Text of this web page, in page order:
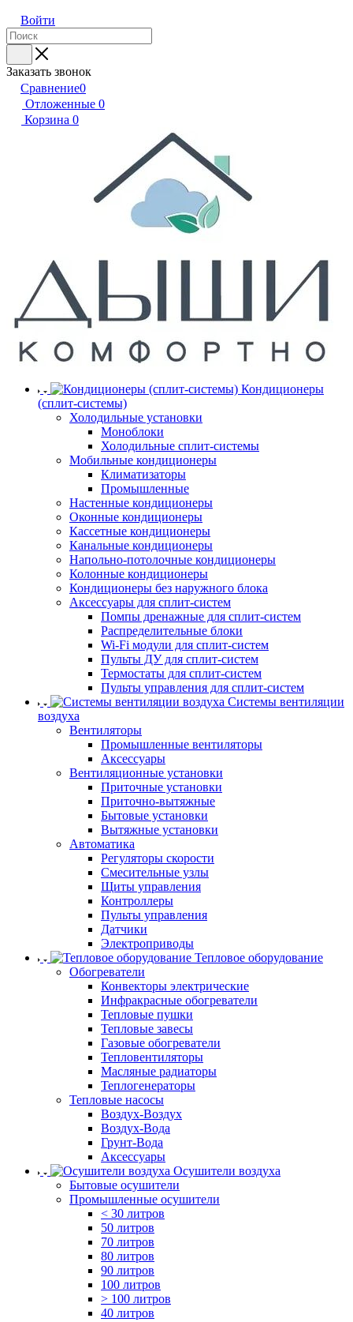
Войти
Заказать звонок
Сравнение0
Отложенные 0
Корзина 0
Кондиционеры
(сплит-системы)
Холодильные установки
Моноблоки
Холодильные сплит-системы
Мобильные кондиционеры
Климатизаторы
Промышленные
Настенные кондиционеры
Оконные кондиционеры
Кассетные кондиционеры
Канальные кондиционеры
Напольно-потолочные кондиционеры
Колонные кондиционеры
Кондиционеры без наружного блока
Аксессуары для сплит-систем
Помпы дренажные для сплит-систем
Распределительные блоки
Wi-Fi модули для сплит-систем
Пульты ДУ для сплит-систем
Термостаты для сплит-систем
Пульты управления для сплит-систем
Системы вентиляции
воздуха
Вентиляторы
Промышленные вентиляторы
Аксессуары
Вентиляционные установки
Приточные установки
Приточно-вытяжные
Бытовые установки
Вытяжные установки
Автоматика
Регуляторы скорости
Смесительные узлы
Щиты управления
Контроллеры
Пульты управления
Датчики
Электроприводы
Тепловое оборудование
Обогреватели
Конвекторы электрические
Инфракрасные обогреватели
Тепловые пушки
Тепловые завесы
Газовые обогреватели
Тепловентиляторы
Масляные радиаторы
Теплогенераторы
Тепловые насосы
Воздух-Воздух
Воздух-Вода
Грунт-Вода
Аксессуары
Осушители воздуха
Бытовые осушители
Промышленные осушители
< 30 литров
50 литров
70 литров
80 литров
90 литров
100 литров
> 100 литров
40 литров